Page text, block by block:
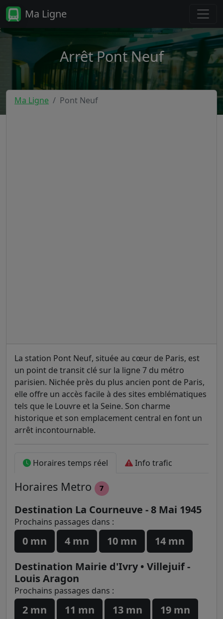
Ma Ligne
Arrêt Pont Neuf
Ma Ligne Pont Neuf
La station Pont Neuf, située au cœur de Paris, est
un point de transit clé sur la ligne 7 du métro
parisien. Nichée près du plus ancien pont de Paris,
elle offre un accès facile à des sites emblématiques
tels que le Louvre et la Seine. Son charme
historique et son emplacement central en font un
arrêt incontournable.
Horaires temps réel Info trafic
Horaires Metro 7
Destination La Courneuve - 8 Mai 1945
Prochains passages dans :
0 mn 4 mn 10 mn
14 mn
Destination Mairie d'Ivry • Villejuif -
Louis Aragon
Prochains passages dans :
2 mn 11 mn 13 mn 19 mn